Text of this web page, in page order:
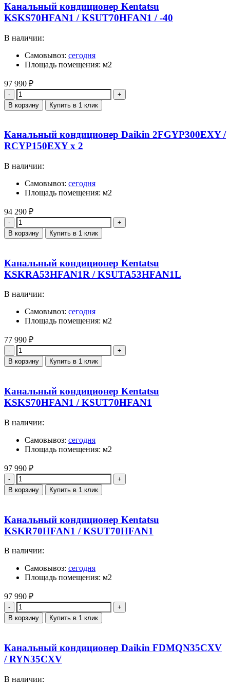
Канальный кондиционер Kentatsu
KSKS70HFAN1 / KSUT70HFAN1 / -40
В наличии:
Самовывоз: сегодня
Площадь помещения: м2
97 990 ₽
Количество
В корзину Купить в 1 клик
Канальный кондиционер Daikin 2FGYP300EXY /
RCYP150EXY x 2
В наличии:
Самовывоз: сегодня
Площадь помещения: м2
94 290 ₽
Количество
В корзину Купить в 1 клик
Канальный кондиционер Kentatsu
KSKRA53HFAN1R / KSUTA53HFAN1L
В наличии:
Самовывоз: сегодня
Площадь помещения: м2
77 990 ₽
Количество
В корзину Купить в 1 клик
Канальный кондиционер Kentatsu
KSKS70HFAN1 / KSUT70HFAN1
В наличии:
Самовывоз: сегодня
Площадь помещения: м2
97 990 ₽
Количество
В корзину Купить в 1 клик
Канальный кондиционер Kentatsu
KSKR70HFAN1 / KSUT70HFAN1
В наличии:
Самовывоз: сегодня
Площадь помещения: м2
97 990 ₽
Количество
В корзину Купить в 1 клик
Канальный кондиционер Daikin FDMQN35CXV
/ RYN35CXV
В наличии: